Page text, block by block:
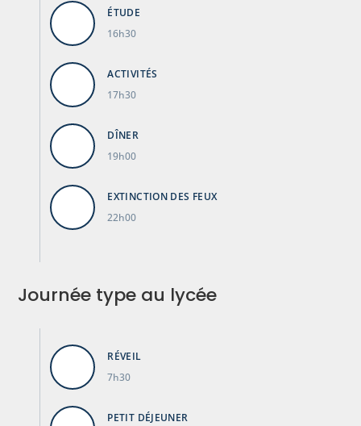
ÉTUDE
16h30
ACTIVITÉS
17h30
DÎNER
19h00
EXTINCTION DES FEUX
22h00
Journée type au lycée
RÉVEIL
7h30
PETIT DÉJEUNER